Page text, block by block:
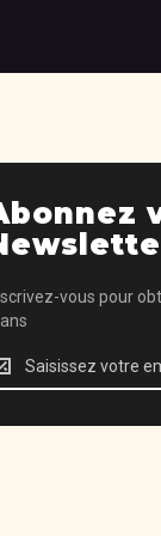
vous pour